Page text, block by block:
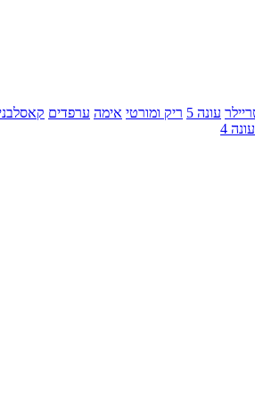
עונה 5 ריק ומורטי אימה ערפדים
עונה 4